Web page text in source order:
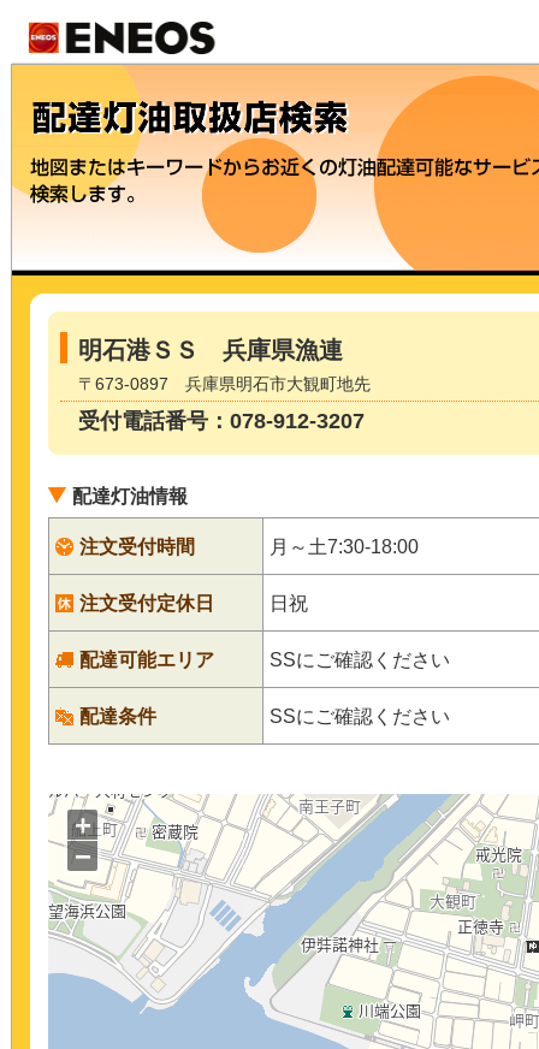
明石港ＳＳ 兵庫県漁連
〒673-0897 兵庫県明石市大観町地先
受付電話番号：078-912-3207
配達灯油情報
注文受付時間 月～土7:30-18:00
注文受付定休日 日祝
配達可能エリア SSにご確認ください
配達条件 SSにご確認ください
+
−